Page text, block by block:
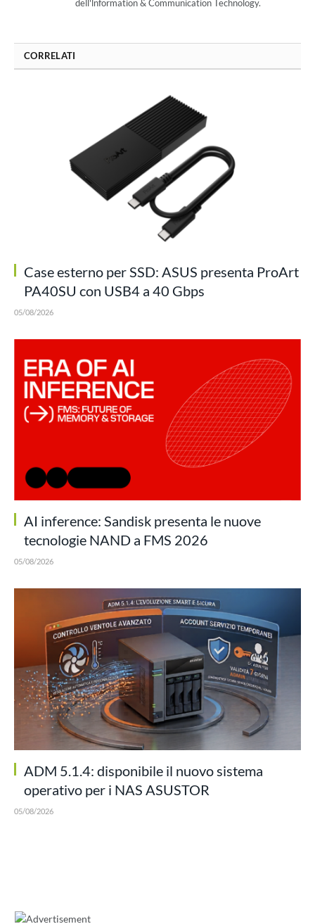
dell'lnformation & Communication Technology.
CORRELATI
Case esterno per SSD: ASUS presenta ProArt
PA40SU con USB4 a 40 Gbps
05/08/2026
AI inference: Sandisk presenta le nuove
tecnologie NAND a FMS 2026
05/08/2026
ADM 5.1.4: disponibile il nuovo sistema
operativo per i NAS ASUSTOR
05/08/2026